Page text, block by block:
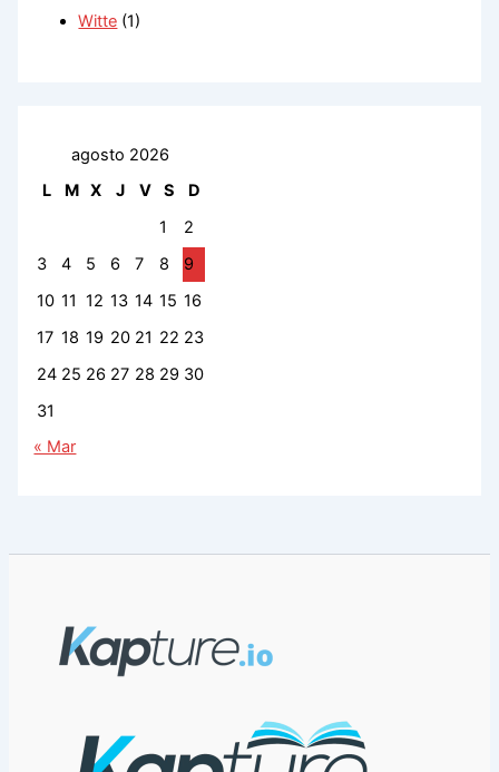
Witte (1)
agosto 2026
L
M X J V S
D
1
2
3
4 5 6 7 8
9
10 11 12 13 14 15 16
17 18 19 20 21 22 23
24 25 26 27 28 29 30
31
« Mar